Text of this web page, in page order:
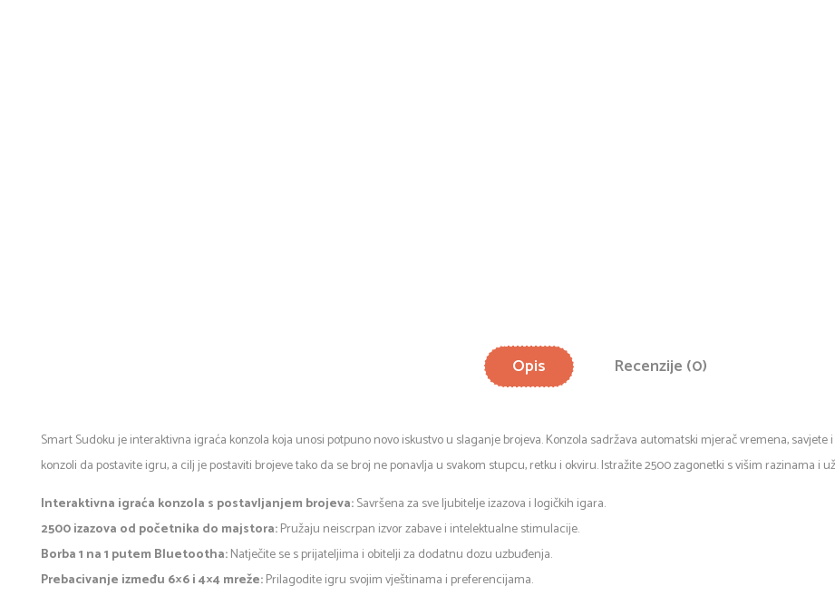
Opis Recenzije (0)
Smart Sudoku je interaktivna igraća konzola koja unosi potpuno novo iskustvo u slaganje brojeva. Konzola sadržava automatski mjerač vremena, savjete
konzoli da postavite igru, a cilj je postaviti brojeve tako da se broj ne ponavlja u svakom stupcu, retku i okviru. Istražite 2500 zagonetki s višim razinama i
Interaktivna igraća konzola s postavljanjem brojeva:Savršena za sve ljubitelje izazova i logičkih igara.
2500 izazova od početnika do majstora:Pružaju neiscrpan izvor zabave i intelektualne stimulacije.
Borba 1 na 1 putem Bluetootha:Natječite se s prijateljima i obitelji za dodatnu dozu uzbuđenja.
Prebacivanje između 6×6 i 4×4 mreže:Prilagodite igru svojim vještinama i preferencijama.